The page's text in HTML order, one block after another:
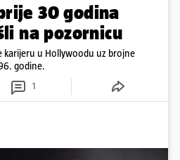
30 godina
na pozornicu
karijeru u Hollywoodu uz brojne
godine.
1